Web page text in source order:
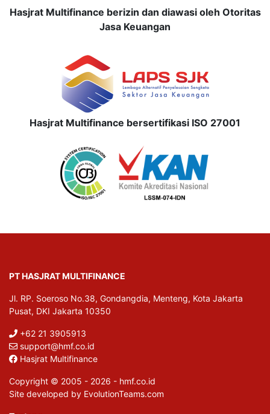
Hasjrat Multifinance berizin dan diawasi oleh Otoritas
Jasa Keuangan
Hasjrat Multifinance bersertifikasi ISO 27001
PT HASJRAT MULTIFINANCE
Jl. RP. Soeroso No.38, Gondangdia, Menteng, Kota Jakarta
Pusat, DKI Jakarta 10350
+62 21 3905913
support@hmf.co.id
Hasjrat Multifinance
Copyright © 2005 - 2026 - hmf.co.id
Site developed by EvolutionTeams.com